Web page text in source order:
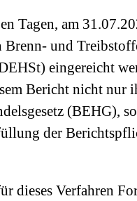
Tagen, am
und
eingereicht
Bericht nicht nur
(BEHG),
der
dieses Verfahren